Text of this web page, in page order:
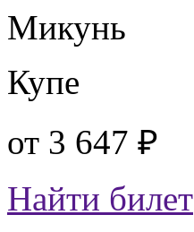
Микунь
Купе
от 3 647 ₽
Найти билет